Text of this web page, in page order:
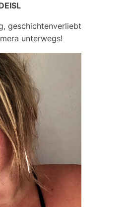
geschichtenverliebt
unterwegs!